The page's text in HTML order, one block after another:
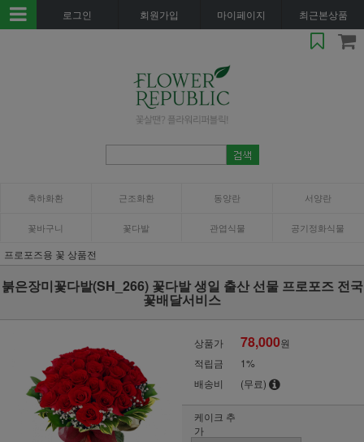
로그인 회원가입 마이페이지 최근본상품
축하화환 근조화환 동양란 서양란
꽃바구니 꽃다발 관엽식물 공기정화식물
프로포즈용 꽃 상품전
붉은장미꽃다발(SH_266) 꽃다발 생일 출산 선물 프로포즈 전국
꽃배달서비스
상품가 78,000원
적립금
1%
배송비
(무료)
케이크 추
가